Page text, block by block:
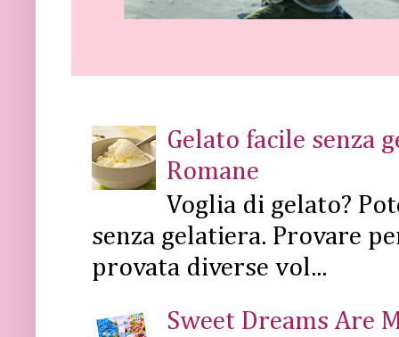
Gelato facile senza
Romane
Voglia di gelato?
senza gelatiera. Provare
provata diverse vol...
Sweet Dreams Are